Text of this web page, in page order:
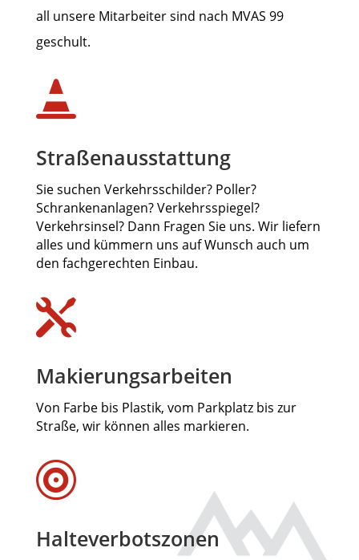
all unsere Mitarbeiter sind nach MVAS 99
geschult.

Straßenausstattung
Sie suchen Verkehrsschilder? Poller?
Schrankenanlagen? Verkehrsspiegel?
Verkehrsinsel? Dann Fragen Sie uns. Wir liefern
alles und kümmern uns auf Wunsch auch um
den fachgerechten Einbau.

Makierungsarbeiten
Von Farbe bis Plastik, vom Parkplatz bis zur
Straße, wir können alles markieren.

Halteverbotszonen